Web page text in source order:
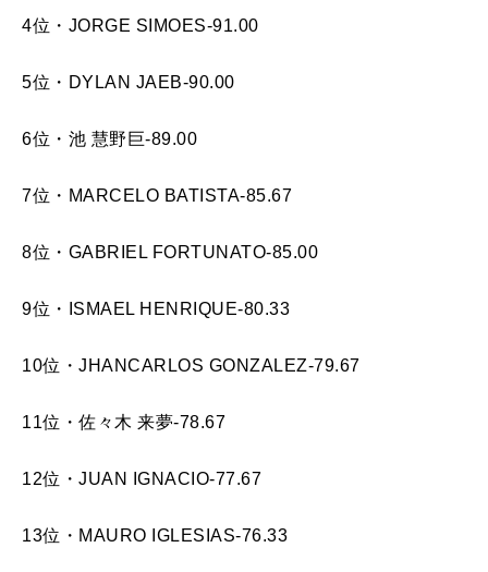
4位・JORGE SIMOES-91.00
5位・DYLAN JAEB-90.00
6位・池 慧野巨-89.00
7位・MARCELO BATISTA-85.67
8位・GABRIEL FORTUNATO-85.00
9位・ISMAEL HENRIQUE-80.33
10位・JHANCARLOS GONZALEZ-79.67
11位・佐々木 来夢-78.67
12位・JUAN IGNACIO-77.67
13位・MAURO IGLESIAS-76.33